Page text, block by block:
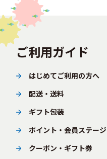
ご利用ガイド
はじめてご利用の方へ
配送・送料
ギフト包装
ポイント・会員ステージ
クーポン・ギフト券